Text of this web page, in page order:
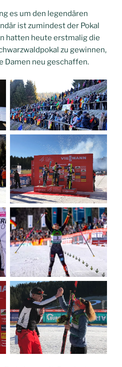
es um den legendären
ist zumindest der Pokal
hatten heute erstmalig die
zu gewinnen,
Damen neu geschaffen.